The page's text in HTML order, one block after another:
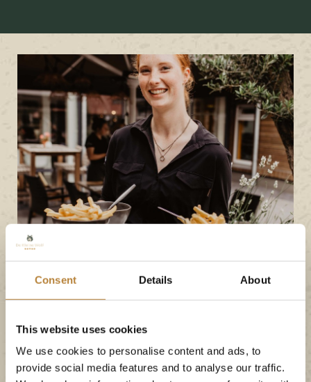
Consent Details About
This website uses cookies
We use cookies to personalise content and ads, to
provide social media features and to analyse our traffic.
beter kunnen worden?
Heeft u tips waardoor De Kleine Wolf nog beter